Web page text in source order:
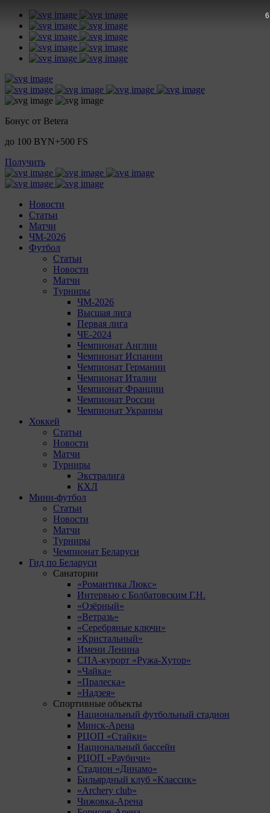
Бонус от Betera
до 100 BYN+500 FS
Получить
Новости
Статьи
Матчи
ЧМ-2026
Футбол
Статьи
Новости
Матчи
Турниры
ЧМ-2026
Высшая лига
Первая лига
ЧЕ-2024
Чемпионат Англии
Чемпионат Испании
Чемпионат Германии
Чемпионат Италии
Чемпионат Франции
Чемпионат России
Чемпионат Украины
Хоккей
Статьи
Новости
Матчи
Турниры
Экстралига
КХЛ
Мини-футбол
Статьи
Новости
Матчи
Турниры
Чемпионат Беларуси
Гид по Беларуси
Санатории
«Романтика Люкс»
Интервью с Болбатовским Г.Н.
«Озёрный»
«Ветразь»
«Серебряные ключи»
«Кристальный»
Имени Ленина
СПА-курорт «Ружа-Хутор»
«Чайка»
«Пралеска»
«Надзея»
Спортивные объекты
Национальный футбольный стадион
Минск-Арена
РЦОП «Стайки»
Национальный бассейн
РЦОП «Раубичи»
Стадион «Динамо»
Бильярдный клуб «Классик»
«Archery club»
Чижовка-Арена
5